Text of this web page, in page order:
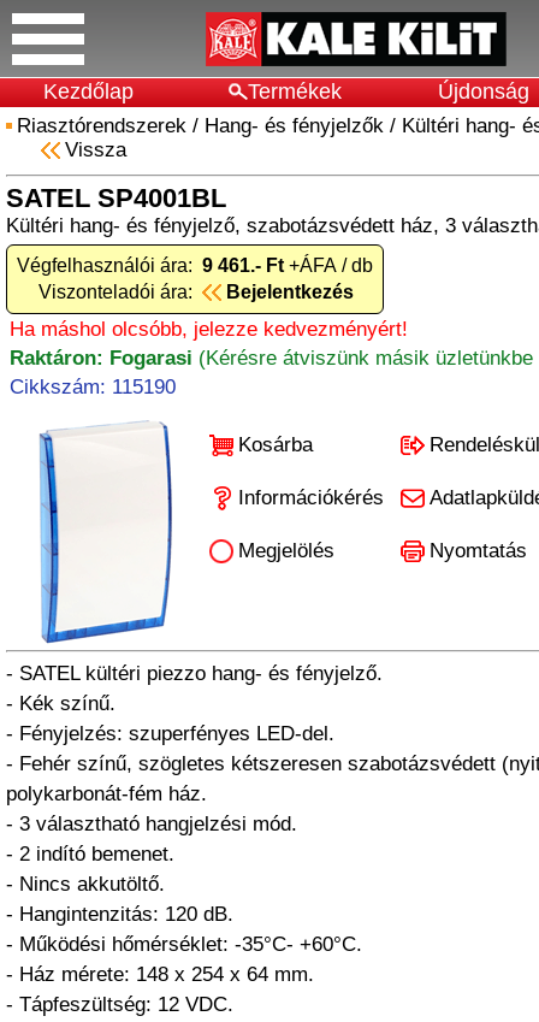
Kezdőlap Termékek Újdonság
Riasztórendszerek / Hang- és fényjelzők / Kültéri hang-
Vissza
SATEL SP4001BL
Kültéri hang- és fényjelző, szabotázsvédett ház, 3
Végfelhasználói ára: 9 461.- Ft +ÁFA / db
Viszonteladói ára:
Bejelentkezés
Ha máshol olcsóbb, jelezze kedvezményért!
Raktáron: Fogarasi (Kérésre átviszünk másik üzletünkbe
Cikkszám: 115190
Kosárba
Információkérés
Megjelölés Nyomtatás
- SATEL kültéri piezzo hang- és fényjelző.
- Kék színű.
- Fényjelzés: szuperfényes LED-del.
- Fehér színű, szögletes kétszeresen szabotázsvédett
polykarbonát-fém ház.
- 3 választható hangjelzési mód.
- 2 indító bemenet.
- Nincs akkutöltő.
- Hangintenzitás: 120 dB.
- Működési hőmérséklet: -35°C- +60°C.
- Ház mérete: 148 x 254 x 64 mm.
- Tápfeszültség: 12 VDC.